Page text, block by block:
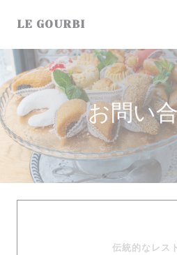
LE GOURBI
お問い
伝統的なレス